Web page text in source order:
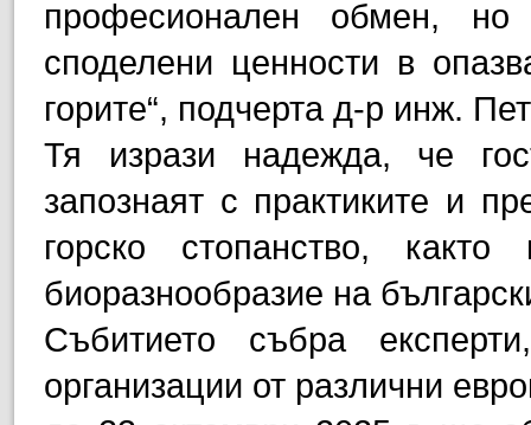
професионален обмен,
споделени ценности в
горите“, подчерта д-р инж.
Тя изрази надежда, че
запознаят с практиките и
горско стопанство,
биоразнообразие на
Събитието събра
организации от различни